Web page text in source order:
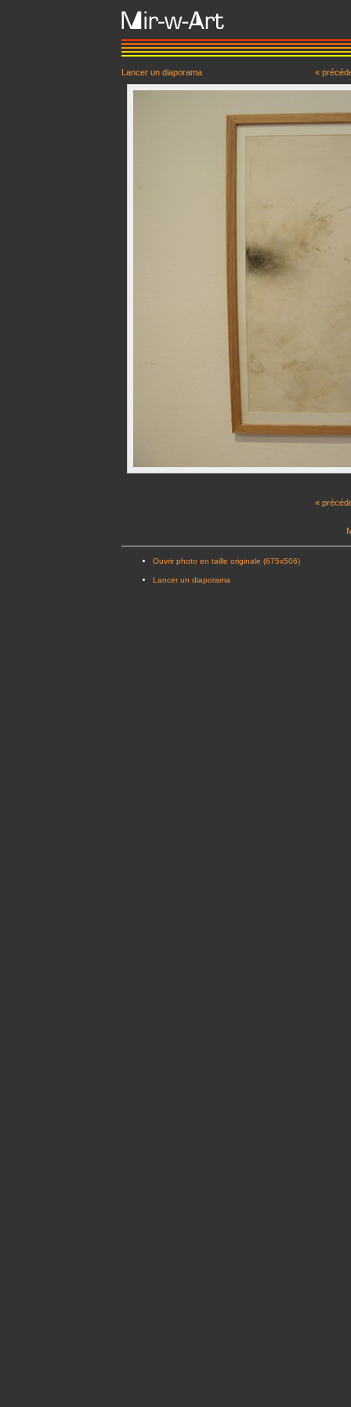
Lancer un diaporama «
«
Ouvrir photo en taille originale (675x506)
Lancer un diaporama